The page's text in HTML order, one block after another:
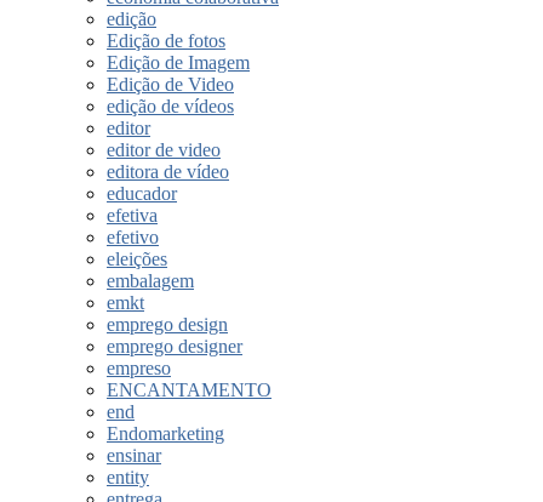
edição
Edição de fotos
Edição de Imagem
Edição de Video
edição de vídeos
editor
editor de video
editora de vídeo
educador
efetiva
efetivo
eleições
embalagem
emkt
emprego design
emprego designer
empreso
ENCANTAMENTO
end
Endomarketing
ensinar
entity